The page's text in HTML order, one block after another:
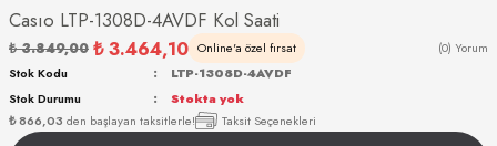
Casıo LTP-1308D-4AVDF Kol Saati
₺ 3.849,00 ₺ 3.464,10 Online'a özel fırsat (0) Yorum
₺ 866,03 den başlayan taksitlerle! Taksit Seçenekleri
Stok Kodu
LTP-1308D-4AVDF
Stok Durumu
Stokta yok